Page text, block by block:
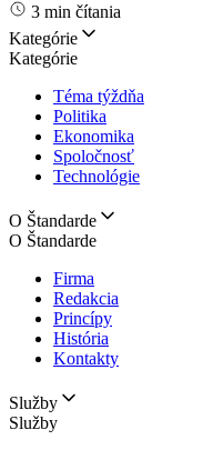
3 min čítania
Kategórie
Kategórie
Téma týždňa
Politika
Ekonomika
Spoločnosť
Technológie
O Štandarde
O Štandarde
Firma
Redakcia
Princípy
História
Kontakty
Služby
Služby